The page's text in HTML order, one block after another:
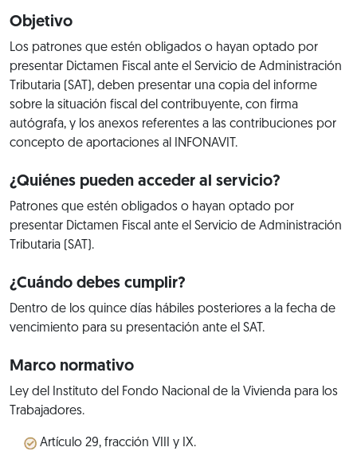
Objetivo
Los patrones que estén obligados o hayan optado por
presentar Dictamen Fiscal ante el Servicio de Administración
Tributaria (SAT), deben presentar una copia del informe
sobre la situación fiscal del contribuyente, con firma
autógrafa, y los anexos referentes a las contribuciones por
concepto de aportaciones al INFONAVIT.
¿Quiénes pueden acceder al servicio?
Patrones que estén obligados o hayan optado por
presentar Dictamen Fiscal ante el Servicio de Administración
Tributaria (SAT).
¿Cuándo debes cumplir?
Dentro de los quince días hábiles posteriores a la fecha de
vencimiento para su presentación ante el SAT.
Marco normativo
Ley del Instituto del Fondo Nacional de la Vivienda para los
Trabajadores.
Artículo 29, fracción VIII y IX.